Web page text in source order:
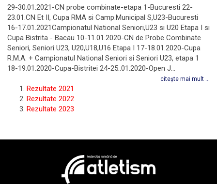
29-30.01.2021-CN probe combinate-etapa 1-Bucuresti 22-
23.01.CN Et II, Cupa RMA si Camp.Municipal S,U23-Bucuresti
16-17.01.2021Campionatul National Seniori,U23 si U20 Etapa I si
Cupa Bistrita - Bacau 10-11.01.2020-CN de Probe Combinate
Seniori, Seniori U23, U20,U18,U16 Etapa I 17-18.01.2020-Cupa
R.M.A. + Campionatul National Seniori si Seniori U23, etapa 1
18-19.01.2020-Cupa-Bistritei 24-25..01.2020-Open J...
citește mai mult ...
Rezultate 2021
Rezultate 2022
Rezultate 2023